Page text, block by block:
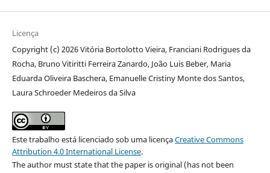
Licença
Copyright (c) 2026 Vitória Bortolotto Vieira, Franciani Rodrigues da
Rocha, Bruno Vitiritti Ferreira Zanardo, João Luis Beber, Maria
Eduarda Oliveira Baschera, Emanuelle Cristiny Monte dos Santos,
Laura Schroeder Medeiros da Silva
Este trabalho está licenciado sob uma licençaCreative Commons
Attribution 4.0 International License.
The author must state that the paper is original (has not been